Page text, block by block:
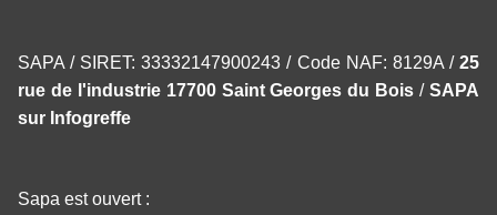
SAPA / SIRET: 33332147900243 / Code NAF: 8129A / 25
rue de l'industrie 17700 Saint Georges du Bois /SAPA
sur Infogreffe
Sapa est ouvert :